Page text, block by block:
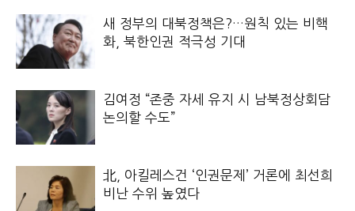
새 정부의 대북정책은?…원칙 있는 비핵
화, 북한인권 적극성 기대
김여정 “존중 자세 유지 시 남북정상회담
논의할 수도”
北, 아킬레스건 ‘인권문제’ 거론에 최선희
비난 수위 높였다